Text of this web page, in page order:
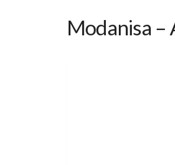
Modanisa –